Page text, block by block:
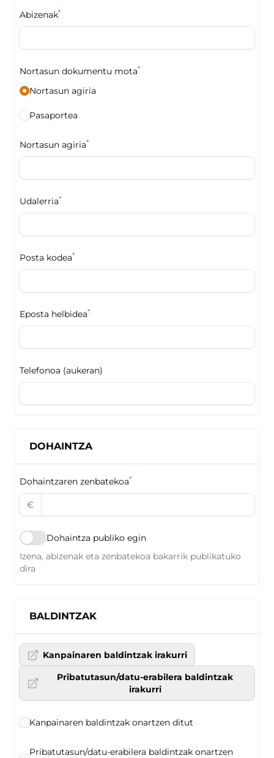
Abizenak*
Nortasun dokumentu mota*
Nortasun agiria
Pasaportea
Nortasun agiria*
Udalerria*
Posta kodea*
Eposta helbidea*
Telefonoa (aukeran)
DOHAINTZA
Dohaintzaren zenbatekoa*
€
Dohaintza publiko egin
Izena, abizenak eta zenbatekoa bakarrik publikatuko
dira
BALDINTZAK
Kanpainaren baldintzak irakurri
Pribatutasun/datu-erabilera baldintzak
irakurri
Kanpainaren baldintzak onartzen ditut
Pribatutasun/datu-erabilera baldintzak onartzen